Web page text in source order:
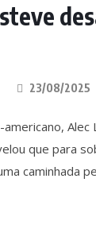
23/08/2025
que para
caminhada